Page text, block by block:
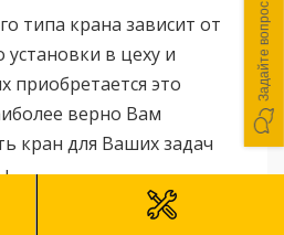
типа крана зависит от
в цеху и
приобретается это
верно Вам
кран для Ваших задач
Задайте вопрос